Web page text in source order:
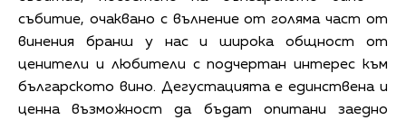
събитие, очаквано с вълнение от голяма част от
винения бранш у нас и широка общност от
ценители и любители с подчертан интерес към
българското вино. Дегустацията е единствена и
ценна възможност да бъдат опитани заедно